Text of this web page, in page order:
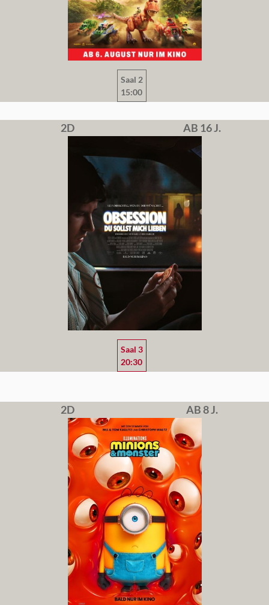
Saal 2
15:00
2D AB 16 J.
Saal 3
20:30
2D AB 8 J.